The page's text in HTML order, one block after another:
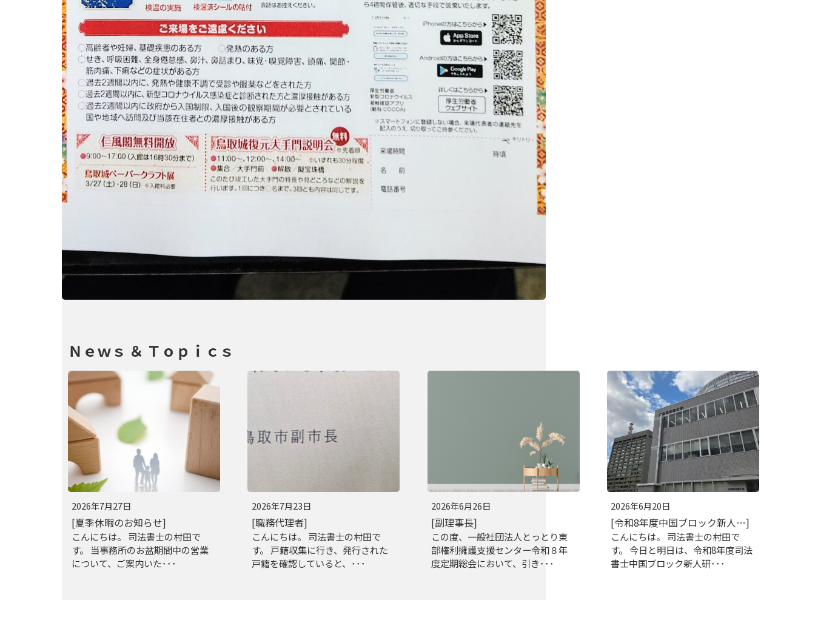
Ｎｅｗｓ ＆ Ｔｏｐｉｃｓ
2026年7月27日
[夏季休暇のお知らせ]
こんにちは。 司法書士の村田で
す。 当事務所のお盆期間中の営業
について、ご案内いた･･･
2026年7月23日
[職務代理者]
こんにちは。 司法書士の村田で
す。 戸籍収集に行き、発行された
戸籍を確認していると、･･･
2026年6月26日
[副理事長]
この度、一般社団法人とっとり東
部権利擁護支援センター令和８年
度定期総会において、引き･･･
2026年6月20日
[令和8年度中国ブロック新人…]
こんにちは。 司法書士の村田で
す。 今日と明日は、令和8年度司法
書士中国ブロック新人研･･･